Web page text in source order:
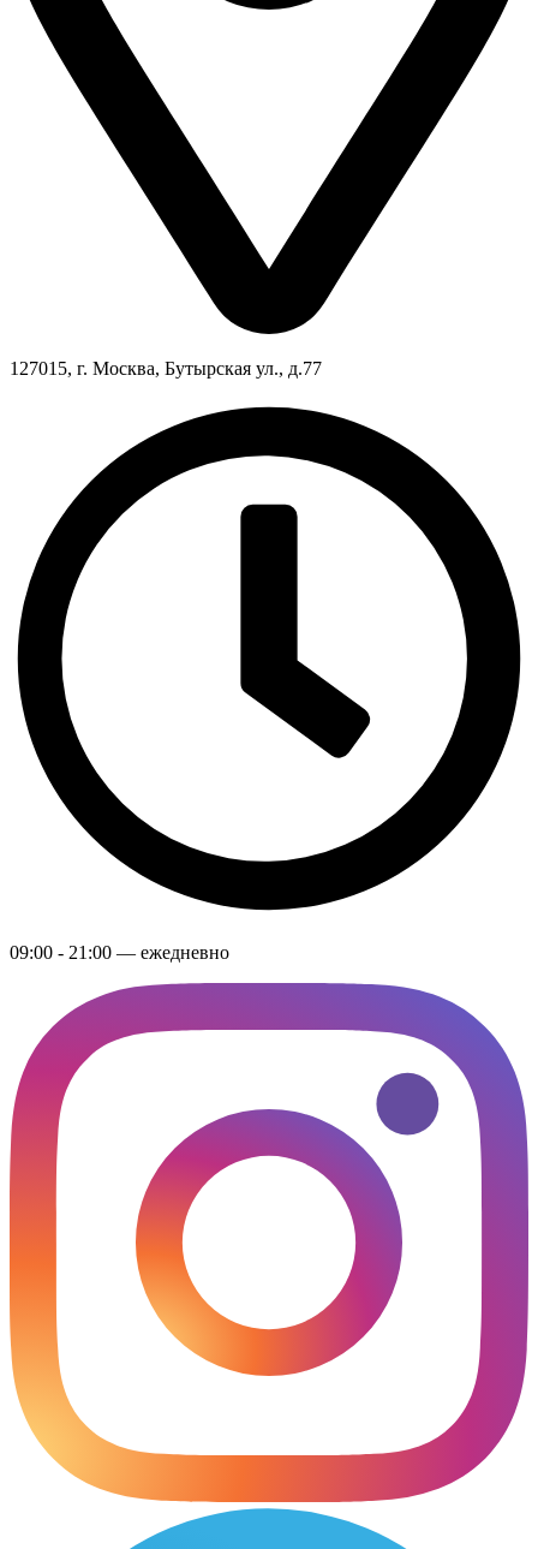
127015, г. Москва, Бутырская ул., д.77
09:00 - 21:00 — ежедневно